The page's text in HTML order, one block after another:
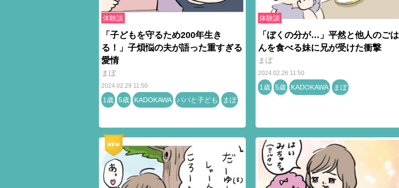
体験談
「子どもを守るため200年生き
る！」子煩悩の夫が語った重すぎる
愛情
まぼ
2024.02.29 11:50
1歳 5歳 KADOKAWA パパと子ども まぼ
体験談
「ぼくの分が…」平然と他人のごは
んを食べる妹に兄が受けた衝撃
まぼ
2024.02.26 11:50
1歳 5歳 KADOKAWA まぼ